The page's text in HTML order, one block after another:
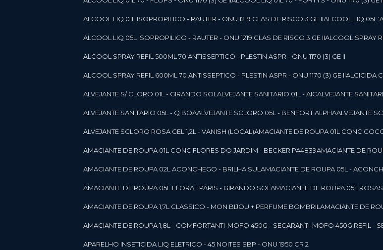
ALCOOL LIQ 01L ISOPROPILICO - RAUTER - ONU 1219 CLAS DE RISCO 3 GE II ALCOOL LIQ 05L
ALCOOL LIQ 05L ISOPROPILICO - RAUTER - ONU 1219 CLAS DE RISCO 3 GE II ALCOOL SPRAY
ALCOOL SPRAY REFIL 500ML 70 ANTISSEPTICO - PLESTIN ASPR - ONU 1170 (3) GE II
ALCOOL SPRAY REFIL 600ML 70 ANTISSEPTICO - PLESTIN ASPR - ONU 1170 (3) GE II ALGICIDA
ALVEJANTE S/ CLORO 01L - GIRANDO SOL ALVEJANTE SANITARIO 01L - AIC ALVEJANTE
ALVEJANTE SANITARIO 05L - Q BOA ALVEJANTE SCLORO 05L - BENFORT ALPHA ALVEJANTE
ALVEJANTE SCLORO ROSA GEL 1,2L - VANISH (LOCAL) AMACIANTE DE ROUPA 01L CONC
AMACIANTE DE ROUPA 01L CONC FLORES DO JARDIM - BECKER PA4839 AMACIANTE DE
AMACIANTE DE ROUPA 02L ACONCHEGO - BRILHA SUL AMACIANTE DE ROUPA 05L -
AMACIANTE DE ROUPA 05L FLORAL PARIS - GIRANDO SOL AMACIANTE DE ROUPA 05L
AMACIANTE DE ROUPA 1,7L CLASSICO - MON BIJOU + PERFUME BOMBRIL AMACIANTE DE
AMACIANTE DE ROUPA 1,8L - COMFORT ANTI-MOFO 450G - SECAR ANTI-MOFO 450G REFIL -
APARELHO INSETICIDA LIQ ELETRICO - 45 NOITES SBP - ONU 1950 CR 2